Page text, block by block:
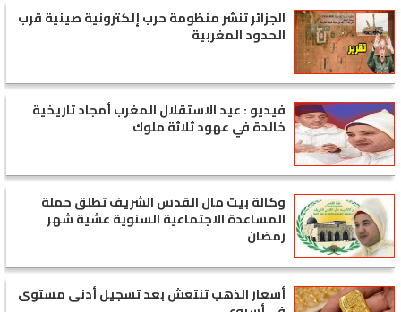
الجزائر تنشر منظومة حرب إلكترونية صينية قرب
الحدود المغربية
فيديو : عيد الاستقلال المغرب أمجاد تاريخية
خالدة في عهود ثلاثة ملوك
وكالة بيت مال القدس الشريف تطلق حملة
المساعدة الاجتماعية السنوية عشية شهر
رمضان
أسعار الذهب تنتعش بعد تسجيل أدنى مستوى